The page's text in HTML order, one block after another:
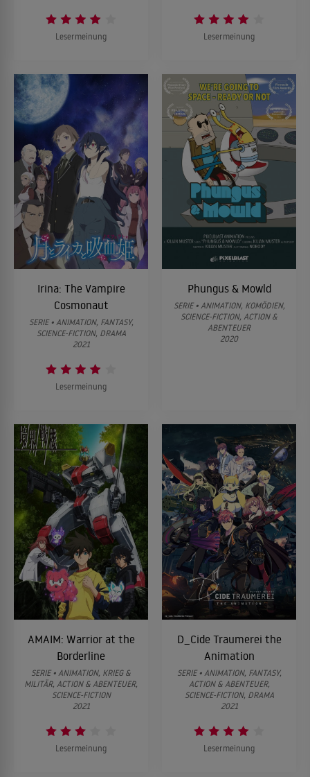
Lesermeinung Lesermeinung
Irina: The Vampire
Cosmonaut
SERIE • ANIMATION, FANTASY,
SCIENCE-FICTION, DRAMA
2021
Lesermeinung
Phungus & Mowld
SERIE • ANIMATION, KOMÖDIEN,
SCIENCE-FICTION, ACTION &
ABENTEUER
2020
AMAIM: Warrior at the
Borderline
SERIE • ANIMATION, KRIEG &
MILITÄR, ACTION & ABENTEUER,
SCIENCE-FICTION
2021
Lesermeinung
D_Cide Traumerei the
Animation
SERIE • ANIMATION, FANTASY,
ACTION & ABENTEUER,
SCIENCE-FICTION, DRAMA
2021
Lesermeinung